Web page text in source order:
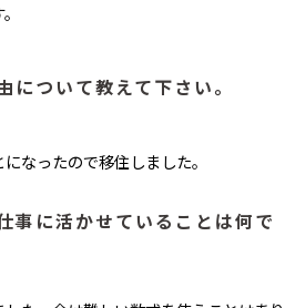
について教えて下さい。
なったので移住しました。
事に活かせていることは何で